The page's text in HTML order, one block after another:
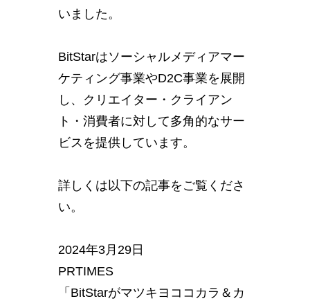
いました。
BitStarはソーシャルメディアマー
ケティング事業やD2C事業を展開
し、クリエイター・クライアン
ト・消費者に対して多角的なサー
ビスを提供しています。
詳しくは以下の記事をご覧くださ
い。
2024年3月29日
PRTIMES
「BitStarがマツキヨココカラ＆カ